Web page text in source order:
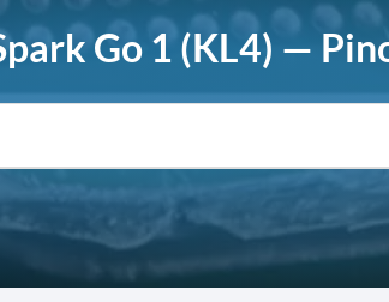
Go 1 (KL4) —